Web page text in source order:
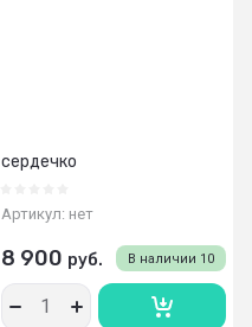
сердечко
Артикул: нет
В наличии 10
8 900 руб.